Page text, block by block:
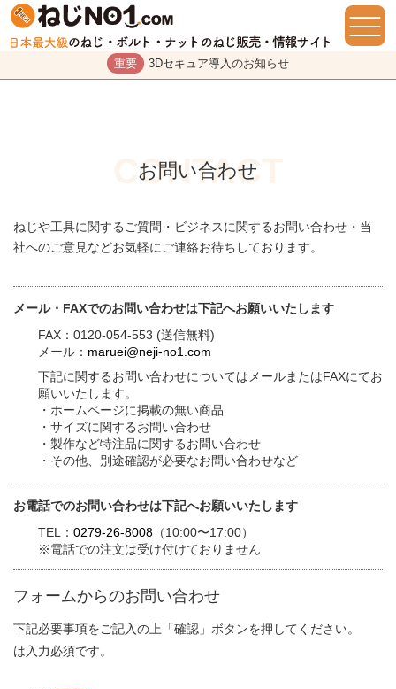
重要 3Dセキュア導入のお知らせ
お問い合わせ
ねじや工具に関するご質問・ビジネスに関するお問い合わせ・当
社へのご意見などお気軽にご連絡お待ちしております。
メール・FAXでのお問い合わせは下記へお願いいたします
FAX：0120-054-553 (送信無料)
メール： maruei@neji-no1.com
下記に関するお問い合わせについてはメールまたはFAXにてお
願いいたします。
・ホームページに掲載の無い商品
・サイズに関するお問い合わせ
・製作など特注品に関するお問い合わせ
・その他、別途確認が必要なお問い合わせなど
お電話でのお問い合わせは下記へお願いいたします
TEL： 0279-26-8008 （10:00〜17:00）
※電話での注文は受け付けておりません
フォームからのお問い合わせ
下記必要事項をご記入の上「確認」ボタンを押してください。
は入力必須です。